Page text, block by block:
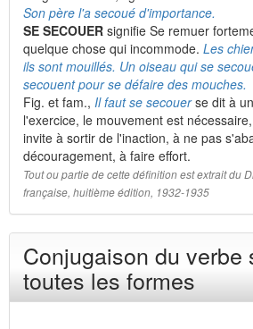
Son père l'a secoué d'importance.
SE SECOUER signifie Se remuer
quelque chose qui incommode. Les
ils sont mouillés. Un oiseau qui se
secouent pour se défaire des mouches.
Fig. et fam., Il faut se secouerse dit à
l'exercice, le mouvement est
invite à sortir de l'inaction, à ne pas
découragement, à faire effort.
Tout ou partie de cette définition est extrait du
française, huitième édition, 1932-1935
Conjugaison du verbe
toutes les formes